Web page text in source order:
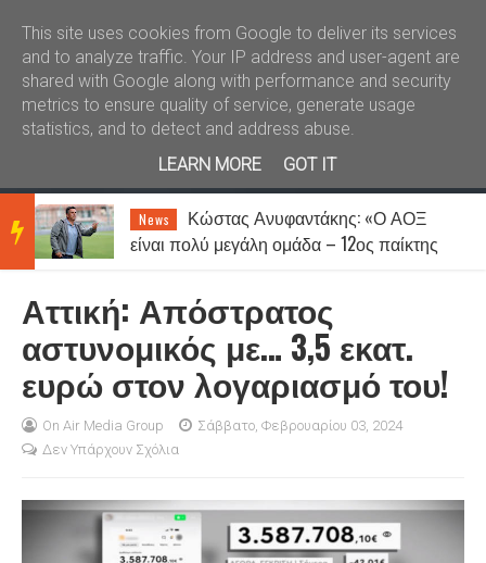
Καλώς ήλθατε Kral News
BRE
AKIN
NEW
News
Κώστας Ανυφαντάκης: «Ο ΑΟΞ
είναι πολύ μεγάλη ομάδα – 12ος παίκτης
Αττική: Απόστρατος
αστυνομικός με… 3,5 εκατ.
ευρώ στον λογαριασμό του!
On Air Media Group
Σάββατο, Φεβρουαρίου 03, 2024
Δεν Υπάρχουν Σχόλια
This site uses cookies from Google to deliver its services
and to analyze traffic. Your IP address and user-agent are
shared with Google along with performance and security
metrics to ensure quality of service, generate usage
statistics, and to detect and address abuse.
LEARN MORE
GOT IT